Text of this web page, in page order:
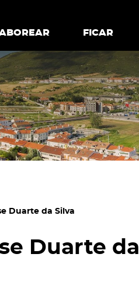
SABOREAR FICAR
FICAR
Duarte da Silva
Duarte da